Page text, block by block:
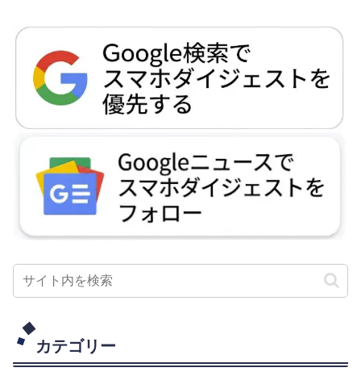
カテゴリー